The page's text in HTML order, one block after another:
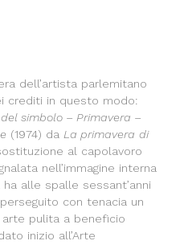
dell’artista parlemitano
crediti in questo modo:
simbolo – Primavera –
(1974) da La primavera di
al capolavoro
nell’immagine interna
alle spalle sessant’anni
con tenacia un
pulita a beneficio
inizio all’Arte